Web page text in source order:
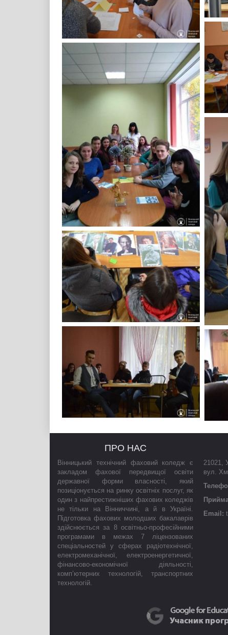
ПРО НАС
Вінницький технічний фаховий коледж є
закладом фахової передвищої освіти
державної форми власності, який
позиціонується на ринку освітніх послуг, як
один з найпрестижніших фахових коледжів
не тільки на Вінниччині, а й в Україні.
Підготовка фахових молодших бакалаврів
здійснюється за 8 освітньо-професійними
програмами в межах 7 ліцензованих
спеціальностей у сферах радіотехнічної,
електромеханічної, електроенергетичної,
фінансово-економічної діяльності,
комп’ютерних технологій, транспортних
технологій.
21021,
вул.
Email: